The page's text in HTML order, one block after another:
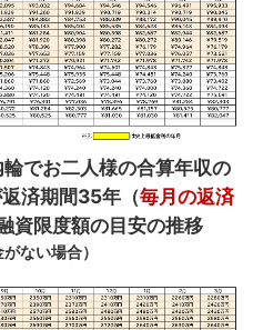
でお二人様の合算年収の
済期間35年（毎月の返済
資限度額の目安の推移
ない場合）